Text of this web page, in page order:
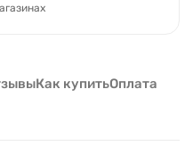
Как купитьОплата